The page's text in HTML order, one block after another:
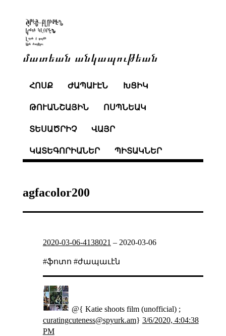
մատեան անկապութեան
ՀՈՍՔ ԺԱՊԱՒԷՆ ԽՑԻԿ
ԹՈՒԱՆՇԱՅԻՆ ՈՍՊՆԵԱԿ
ՏԵՍԱԾՐԻՉ ՎԱՅՐ
ԿԱՏԵԳՈՐԻԱՆԵՐ ՊԻՏԱԿՆԵՐ
agfacolor200
2020-03-06-4138021 – 2020-03-06
#ֆոտո #ժապաւէն
@{ Katie shoots film (unofficial) ;
curatingcuteness@spyurk.am} 3/6/2020, 4:04:38
PM